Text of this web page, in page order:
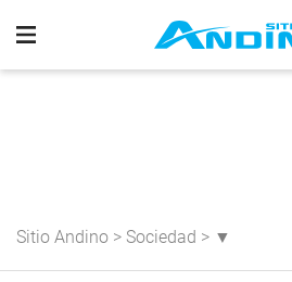
Sitio Andino > Sociedad > ▼